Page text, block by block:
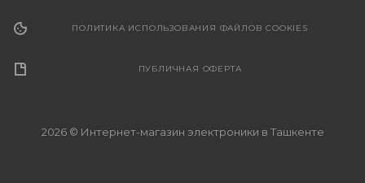
ПОЛИТИКА ИСПОЛЬЗОВАНИЯ ФАЙЛОВ COOKIES
ПУБЛИЧНАЯ ОФЕРТА
2026 © Интернет-магазин электроники в Ташкенте